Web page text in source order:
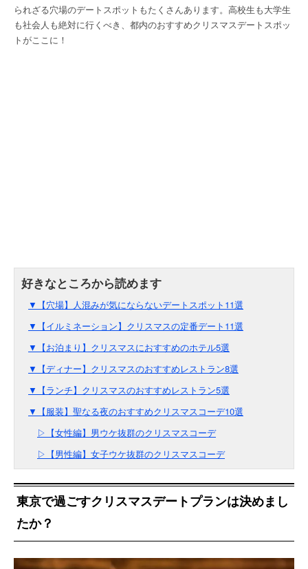
られざる穴場のデートスポットもたくさんあります。高校生も大学生
も社会人も絶対に行くべき、都内のおすすめクリスマスデートスポッ
トがここに！
▼【穴場】人混みが気にならないデートスポット11選
▼【イルミネーション】クリスマスの定番デート11選
▼【お泊まり】クリスマスにおすすめのホテル5選
▼【ディナー】クリスマスのおすすめレストラン8選
▼【ランチ】クリスマスのおすすめレストラン5選
▼【服装】聖なる夜のおすすめクリスマスコーデ10選
▷【女性編】男ウケ抜群のクリスマスコーデ
▷【男性編】女子ウケ抜群のクリスマスコーデ
東京で過ごすクリスマスデートプランは決めまし
たか？